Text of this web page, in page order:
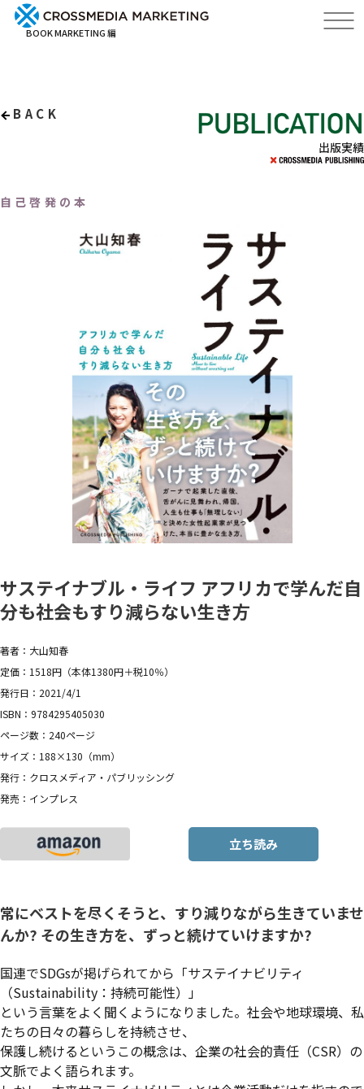
BOOK MARKETING 編
BACK
出版実績
自己啓発の本
サステイナブル・ライフ アフリカで学んだ自
分も社会もすり減らない生き方
著者：大山知春
定価：1518円（本体1380円＋税10％）
発行日：2021/4/1
ISBN：9784295405030
ページ数：240ページ
サイズ：188×130（mm）
発行：クロスメディア・パブリッシング
発売：インプレス
立ち読み
常にベストを尽くそうと、すり減りながら生きていませ
んか? その生き方を、ずっと続けていけますか?
国連でSDGsが掲げられてから「サステイナビリティ
（Sustainability：持続可能性）」
という言葉をよく聞くようになりました。社会や地球環境、私
たちの日々の暮らしを持続させ、
保護し続けるというこの概念は、企業の社会的責任（CSR）の
文脈でよく語られます。